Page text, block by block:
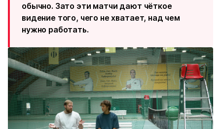
обычно. Зато эти матчи дают чёткое
видение того, чего не хватает, над чем
нужно работать.